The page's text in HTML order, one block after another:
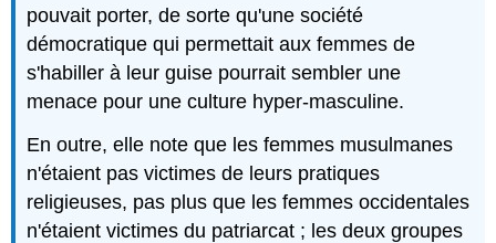
pouvait porter, de sorte qu'une société
démocratique qui permettait aux femmes de
s'habiller à leur guise pourrait sembler une
menace pour une culture hyper-masculine.
En outre, elle note que les femmes musulmanes
n'étaient pas victimes de leurs pratiques
religieuses, pas plus que les femmes occidentales
n'étaient victimes du patriarcat ; les deux groupes